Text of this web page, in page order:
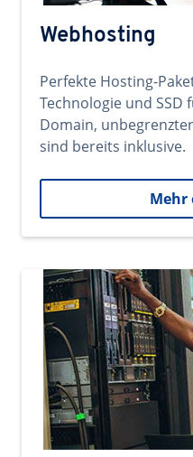
Webhosting
Perfekte Hosting-
Technologie und SSD
Domain,
sind bereits inklusive.
Mehr